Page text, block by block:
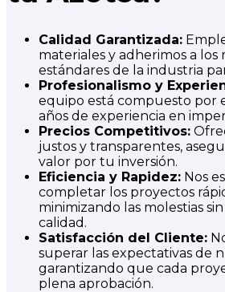
Calidad Garantizada:
materiales y adherimos a los
estándares de la industria
Profesionalismo y
equipo está compuesto por
años de experiencia en
Precios Competitivos:
justos y transparentes,
valor por tu inversión.
Eficiencia y Rapidez: Nos
completar los proyectos
minimizando las molestias
calidad.
Satisfacción del Cliente:
superar las expectativas de
garantizando que cada
plena aprobación.